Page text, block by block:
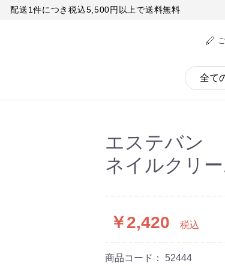
配送1件につき税込5,500円以上で送料無料
エステバン
ネイルクリ
￥2,420 税込
商品コード： 52444